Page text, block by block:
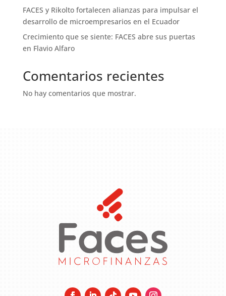
FACES y Rikolto fortalecen alianzas para impulsar el
desarrollo de microempresarios en el Ecuador
Crecimiento que se siente: FACES abre sus puertas
en Flavio Alfaro
Comentarios recientes
No hay comentarios que mostrar.